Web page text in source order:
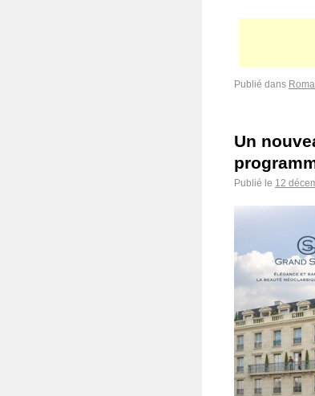
Publié dans
Un
Publié le 12